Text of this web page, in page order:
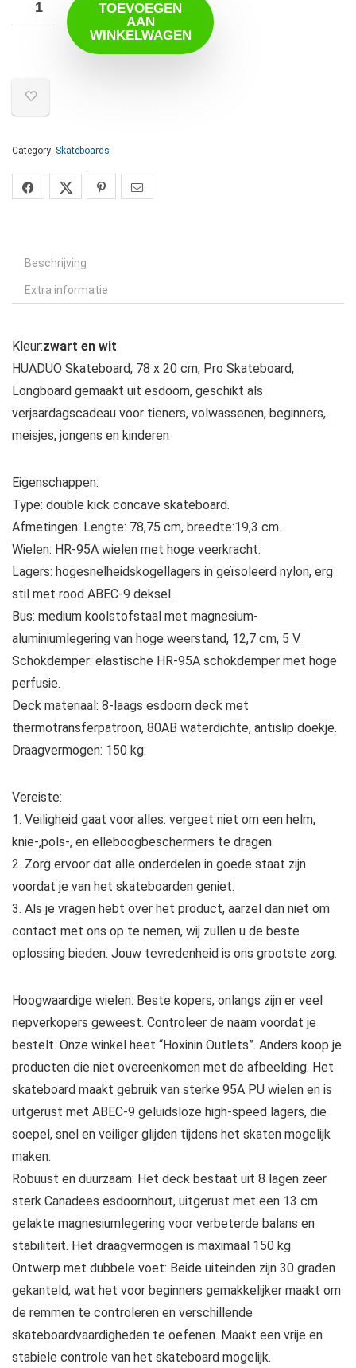
TOEVOEGEN
AAN
WINKELWAGEN
Category: Skateboards
Beschrijving
Extra informatie
Kleur:zwart en wit
HUADUO Skateboard, 78 x 20 cm, Pro Skateboard,
Longboard gemaakt uit esdoorn, geschikt als
verjaardagscadeau voor tieners, volwassenen, beginners,
meisjes, jongens en kinderen
Eigenschappen:
Type: double kick concave skateboard.
Afmetingen: Lengte: 78,75 cm, breedte:19,3 cm.
Wielen: HR-95A wielen met hoge veerkracht.
Lagers: hogesnelheidskogellagers in geïsoleerd nylon, erg
stil met rood ABEC-9 deksel.
Bus: medium koolstofstaal met magnesium-
aluminiumlegering van hoge weerstand, 12,7 cm, 5 V.
Schokdemper: elastische HR-95A schokdemper met hoge
perfusie.
Deck materiaal: 8-laags esdoorn deck met
thermotransferpatroon, 80AB waterdichte, antislip doekje.
Draagvermogen: 150 kg.
Vereiste:
1. Veiligheid gaat voor alles: vergeet niet om een helm,
knie-,pols-, en elleboogbeschermers te dragen.
2. Zorg ervoor dat alle onderdelen in goede staat zijn
voordat je van het skateboarden geniet.
3. Als je vragen hebt over het product, aarzel dan niet om
contact met ons op te nemen, wij zullen u de beste
oplossing bieden. Jouw tevredenheid is ons grootste zorg.
Hoogwaardige wielen: Beste kopers, onlangs zijn er veel
nepverkopers geweest. Controleer de naam voordat je
bestelt. Onze winkel heet “Hoxinin Outlets”. Anders koop je
producten die niet overeenkomen met de afbeelding. Het
skateboard maakt gebruik van sterke 95A PU wielen en is
uitgerust met ABEC-9 geluidsloze high-speed lagers, die
soepel, snel en veiliger glijden tijdens het skaten mogelijk
maken.
Robuust en duurzaam: Het deck bestaat uit 8 lagen zeer
sterk Canadees esdoornhout, uitgerust met een 13 cm
gelakte magnesiumlegering voor verbeterde balans en
stabiliteit. Het draagvermogen is maximaal 150 kg.
Ontwerp met dubbele voet: Beide uiteinden zijn 30 graden
gekanteld, wat het voor beginners gemakkelijker maakt om
de remmen te controleren en verschillende
skateboardvaardigheden te oefenen. Maakt een vrije en
stabiele controle van het skateboard mogelijk.